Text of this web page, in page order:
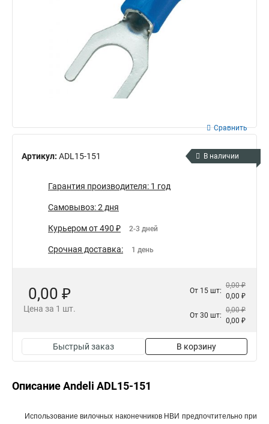
Артикул: ADL15-151
Сравнить
В наличии
Гарантия производителя: 1 год
Самовывоз: 2 дня
Курьером от 490 ₽ 2-3 дней
Срочная доставка: 1 день
0,00 ₽
Цена за 1 шт.
От 15 шт:
0,00 ₽
0,00 ₽
От 30 шт:
0,00 ₽
0,00 ₽
Быстрый заказ В корзину
Описание Andeli ADL15-151
Использование вилочных наконечников НВИ предпочтительно при